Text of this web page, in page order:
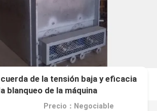
de la tensión baja y eficacia
blanqueo de la máquina
Precio：Negociable